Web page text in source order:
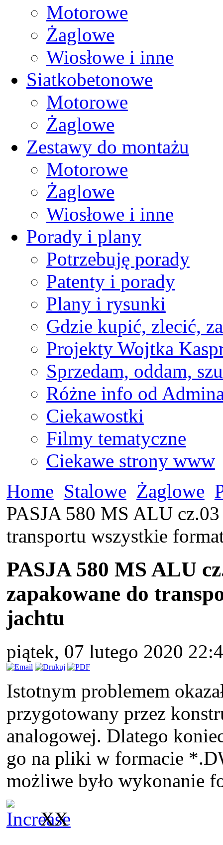
Motorowe
Żaglowe
Wiosłowe i inne
Siatkobetonowe
Motorowe
Żaglowe
Zestawy do montażu
Motorowe
Żaglowe
Wiosłowe i inne
Porady i plany
Potrzebuję porady
Patenty i porady
Plany i rysunki
Gdzie kupić, zlecić,
Projekty Wojtka
Sprzedam, oddam,
Różne info od
Ciekawostki
Filmy tematyczne
Ciekawe strony www
Home Stalowe Żaglowe
PASJA 580 MS ALU
transportu wszystkie
PASJA 580 MS ALU
zapakowane do
jachtu
piątek, 07 lutego 2020
Istotnym problemem
przygotowany przez
analogowej. Dlatego
go na pliki w formacie
możliwe było wykonanie
XX